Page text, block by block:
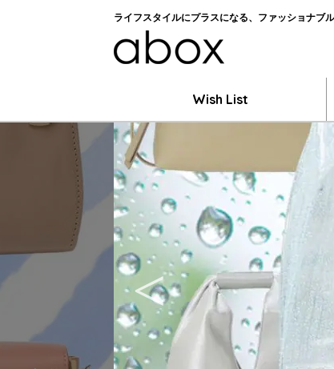
ライフスタイルにプラスになる、ファッショナブ
Wish List